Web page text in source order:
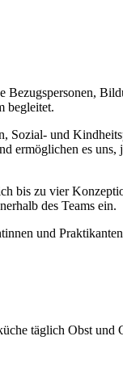
Bezugspersonen,
begleitet.
Sozial- und
ermöglichen es
bis zu vier
des Teams ein.
und
täglich Obst und